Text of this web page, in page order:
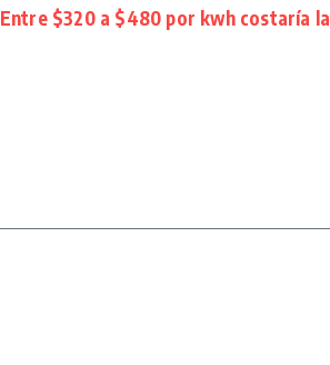
Entre $320 a $480 por kwh costaría